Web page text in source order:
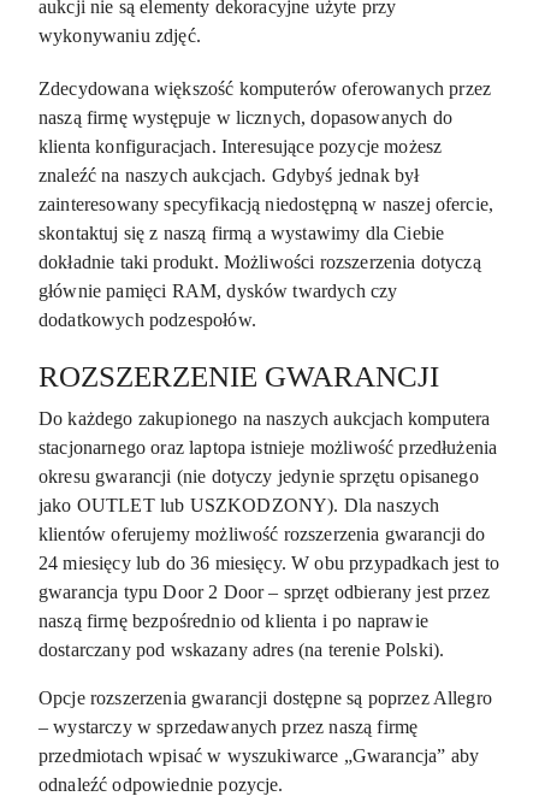
aukcji nie są elementy dekoracyjne użyte przy
wykonywaniu zdjęć.
Zdecydowana większość komputerów oferowanych przez
naszą firmę występuje w licznych, dopasowanych do
klienta konfiguracjach. Interesujące pozycje możesz
znaleźć na naszych aukcjach. Gdybyś jednak był
zainteresowany specyfikacją niedostępną w naszej ofercie,
skontaktuj się z naszą firmą a wystawimy dla Ciebie
dokładnie taki produkt. Możliwości rozszerzenia dotyczą
głównie pamięci RAM, dysków twardych czy
dodatkowych podzespołów.
ROZSZERZENIE GWARANCJI
Do każdego zakupionego na naszych aukcjach komputera
stacjonarnego oraz laptopa istnieje możliwość przedłużenia
okresu gwarancji (nie dotyczy jedynie sprzętu opisanego
jako OUTLET lub USZKODZONY). Dla naszych
klientów oferujemy możliwość rozszerzenia gwarancji do
24 miesięcy lub do 36 miesięcy. W obu przypadkach jest to
gwarancja typu Door 2 Door – sprzęt odbierany jest przez
naszą firmę bezpośrednio od klienta i po naprawie
dostarczany pod wskazany adres (na terenie Polski).
Opcje rozszerzenia gwarancji dostępne są poprzez Allegro
– wystarczy w sprzedawanych przez naszą firmę
przedmiotach wpisać w wyszukiwarce „Gwarancja” aby
odnaleźć odpowiednie pozycje.